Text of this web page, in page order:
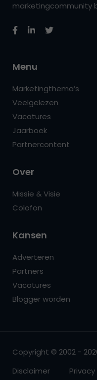
marketingcommunity
Menu
Marketingthema’s
Veelgelezen
Vacatures
Jaarboek
Partnercontent
Over
Missie & Visie
Colofon
Kansen
Adverteren
Partners
Vacatures
Blogger worden
Copyright © 2002 -
Disclaimer